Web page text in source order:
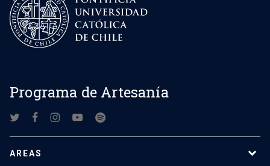
Programa de Artesanía
AREAS